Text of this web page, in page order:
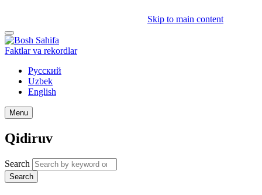
Skip to main content
Faktlar va rekordlar
Русский
Uzbek
English
Menu
Qidiruv
Search
Search